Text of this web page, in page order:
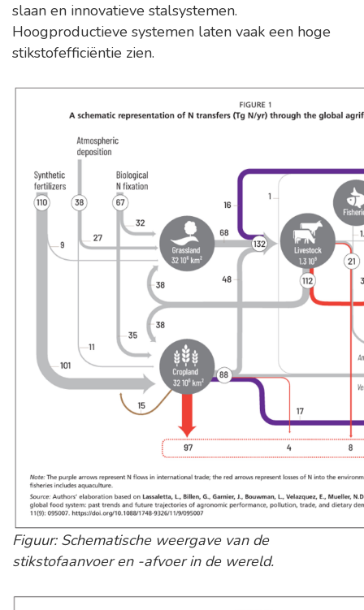
slaan en innovatieve stalsystemen.
Hoogproductieve systemen laten vaak een hoge
stikstofefficiëntie zien.
Figuur: Schematische weergave van de
stikstofaanvoer en -afvoer in de wereld.